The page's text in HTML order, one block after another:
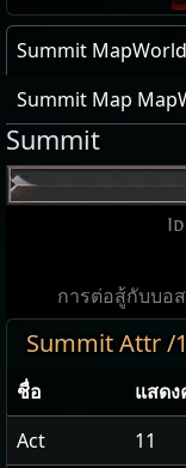
Summit
Summit Map
Summit
การต่อสู้กับบอ
Summit Attr /
ชื่อ
แสดง​
Act
11